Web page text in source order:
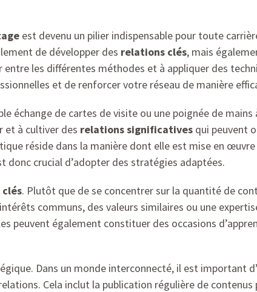
est devenu un pilier indispensable pour toute
de développer des relations clés, mais
entre les différentes méthodes et à appliquer des
et de renforcer votre réseau de manière
échange de cartes de visite ou une poignée de mains
et à cultiver des relations significatives qui peuvent
réside dans la manière dont elle est mise en
donc crucial d’adopter des stratégies adaptées.
. Plutôt que de se concentrer sur la quantité de
communs, des valeurs similaires ou une
peuvent également constituer des occasions
Dans un monde interconnecté, il est important
Cela inclut la publication régulière de contenus